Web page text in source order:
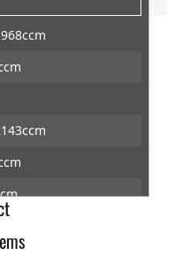
de ventes